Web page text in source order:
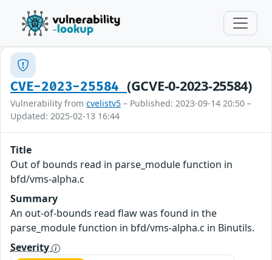
CVE-2023-25584 (GCVE-0-2023-25584)
Vulnerability from cvelistv5 – Published: 2023-09-14 20:50 –
Updated: 2025-02-13 16:44
Title
Out of bounds read in parse_module function in
bfd/vms-alpha.c
Summary
An out-of-bounds read flaw was found in the
parse_module function in bfd/vms-alpha.c in Binutils.
Severity